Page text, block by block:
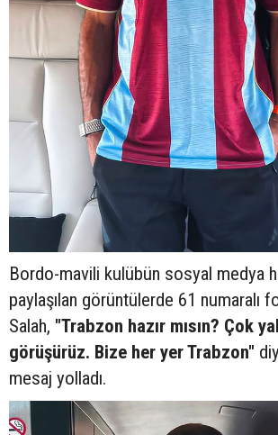
Bordo-mavili kulübün sosyal medya
paylaşılan görüntülerde 61 numaralı
Salah, "Trabzon hazır mısın? Çok
görüşürüz. Bize her yer Trabzon"
mesaj yolladı.